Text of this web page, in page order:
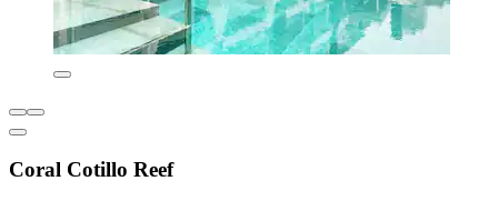
Coral Cotillo Reef